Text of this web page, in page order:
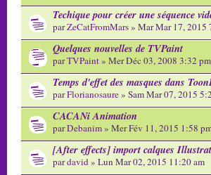
Techique pour créer une séquence
parZeCatFromMars» Mar Mar 17, 2015
Quelques nouvelles de TVPaint
parTVPaint» Mer Déc 03, 2008 3:32 pm
Temps d'effet des masques dans
parFlorianosaure» Sam Mar 07, 2015
CACANi Animation
parDebanim» Mer Fév 11, 2015 1:58
[After effects] import calques
pardavid» Lun Mar 02, 2015 11:20 am